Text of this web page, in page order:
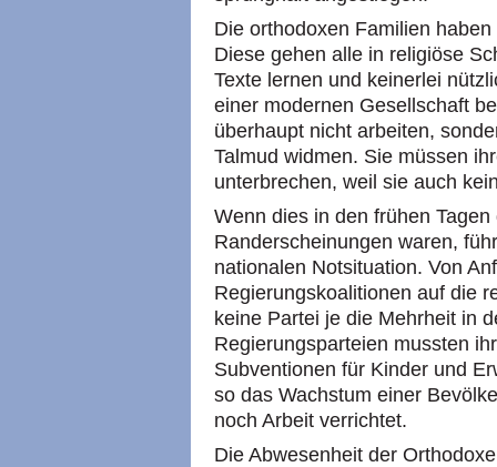
Die orthodoxen Familien
Diese gehen alle in religiöse
Texte lernen und keinerlei
einer modernen Gesellschaft
überhaupt nicht arbeiten,
Talmud widmen. Sie müssen
unterbrechen, weil sie auch
Wenn dies in den frühen
Randerscheinungen waren,
nationalen Notsituation. Von
Regierungskoalitionen auf die
keine Partei je die Mehrheit in
Regierungsparteien mussten
Subventionen für Kinder und
so das Wachstum einer
noch Arbeit verrichtet.
Die Abwesenheit der